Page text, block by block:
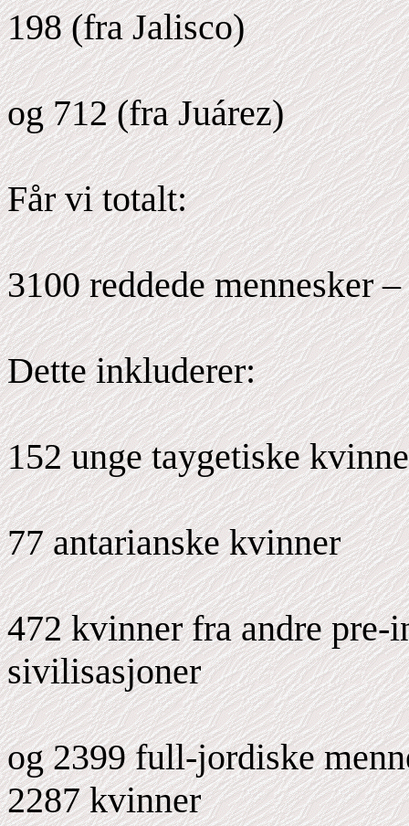
198 (fra Jalisco)
og 712 (fra Juárez)
Får vi totalt:
3100 reddede mennesker
Dette inkluderer:
152 unge taygetiske
77 antarianske kvinner
472 kvinner fra andre
sivilisasjoner
og 2399 full-jordiske
2287 kvinner